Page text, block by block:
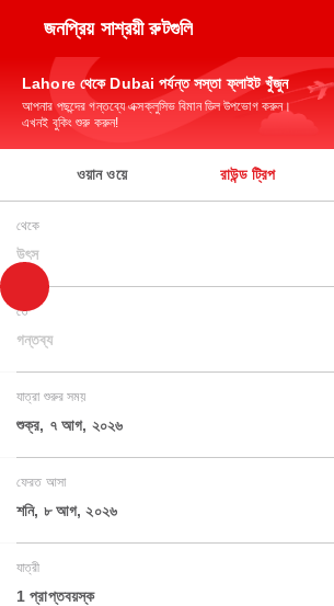
জনপ্রিয় সাশ্রয়ী রুটগুলি
Lahore থেকে Dubai পর্যন্ত সস্তা ফ্লাইট খুঁজুন
আপনার পছন্দের গন্তব্যে এক্সক্লুসিভ বিমান ডিল উপভোগ করুন।
এখনই বুকিং শুরু করুন!
ওয়ান ওয়ে রাউন্ড ট্রিপ
থেকে
উৎস
তে
গন্তব্য
যাত্রা শুরুর সময়
শুক্র, ৭ আগ, ২০২৬
ফেরত আসা
শনি, ৮ আগ, ২০২৬
যাত্রী
1 প্রাপ্তবয়স্ক